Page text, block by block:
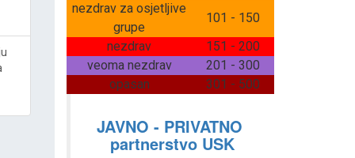
nezdrav za osjetljive
grupe
101 - 150
nezdrav
151 - 200
veoma nezdrav
201 - 300
opasan
301 - 500
JAVNO - PRIVATNO
partnerstvo USK